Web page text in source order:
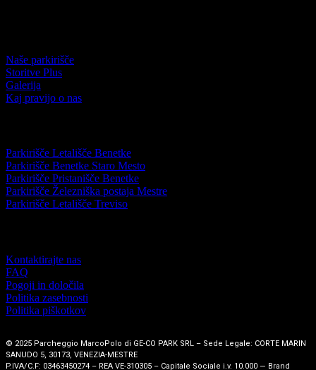
Naše parkirišče
Storitve Plus
Galerija
Kaj pravijo o nas
Parkirišče Letališče Benetke
Parkirišče Benetke Staro Mesto
Parkirišče Pristanišče Benetke
Parkirišče Železniška postaja Mestre
Parkirišče Letališče Treviso
Kontaktirajte nas
FAQ
Pogoji in določila
Politika zasebnosti
Politika piškotkov
© 2025 Parcheggio MarcoPolo di GE-CO PARK SRL – Sede Legale: CORTE MARIN
SANUDO 5, 30173, VENEZIA-MESTRE
P.IVA/C.F: 03463450274 – REA VE-310305 – Capitale Sociale i.v. 10.000 — Brand